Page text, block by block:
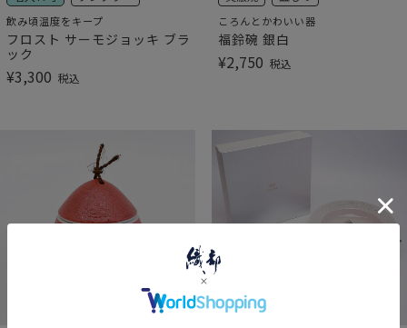
飲み頃温度をキープ
フロスト サーモジョッキ ブラ
ック
¥3,300 税込
ころんとかわいい器
福鈴碗 銀白
¥2,750 税込